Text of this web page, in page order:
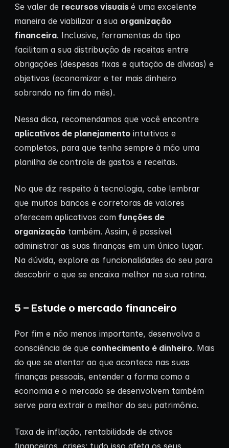
Se valer de recursos visuais é uma excelente
maneira de viabilizar a sua organização
financeira. Inclusive, ferramentas do tipo
facilitam a sua distribuição de receitas entre
obrigações (despesas fixas e quitação de dívidas) e
objetivos (economizar e ter mais dinheiro
sobrando no fim do mês).
Nessa dica, recomendamos que você encontre
aplicativos de planejamento intuitivos e
completos, para que tenha sempre à mão uma
planilha de controle de gastos e receitas.
No que diz respeito à tecnologia, cabe lembrar
que muitos bancos e corretoras de valores
oferecem aplicativos com funções de
organização também. Assim, é possível
administrar as suas finanças em um único lugar.
Na dúvida, explore as funcionalidades do seu para
descobrir o que se encaixa melhor na sua rotina.
5 – Estude o mercado financeiro
Por fim e não menos importante, desenvolva a
consciência de que conhecimento é dinheiro. Mais
do que se atentar ao que acontece nas suas
finanças pessoais, entender a forma como a
economia e o mercado se desenvolvem também
serve para extrair o melhor do seu patrimônio.
Taxa de inflação, rentabilidade de ativos
financeiros, crises: tudo isso afeta os seus